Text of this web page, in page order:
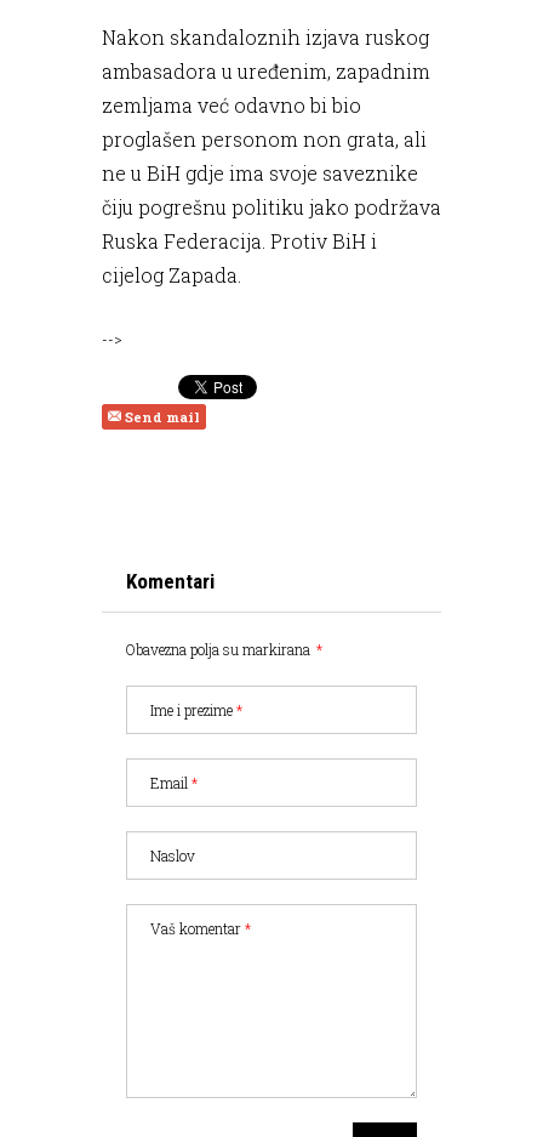
Nakon skandaloznih izjava ruskog
ambasadora u uređenim, zapadnim
zemljama već odavno bi bio
proglašen personom non grata, ali
ne u BiH gdje ima svoje saveznike
čiju pogrešnu politiku jako podržava
Ruska Federacija. Protiv BiH i
cijelog Zapada.
-->
Send mail
Komentari
Obavezna polja su markirana *
Ime i prezime*
Email *
Naslov
Vaš komentar*